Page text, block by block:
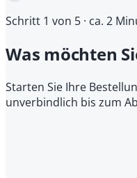
Schritt 1 von 5 · ca. 2
Was möchten
Starten Sie Ihre
unverbindlich bis zum